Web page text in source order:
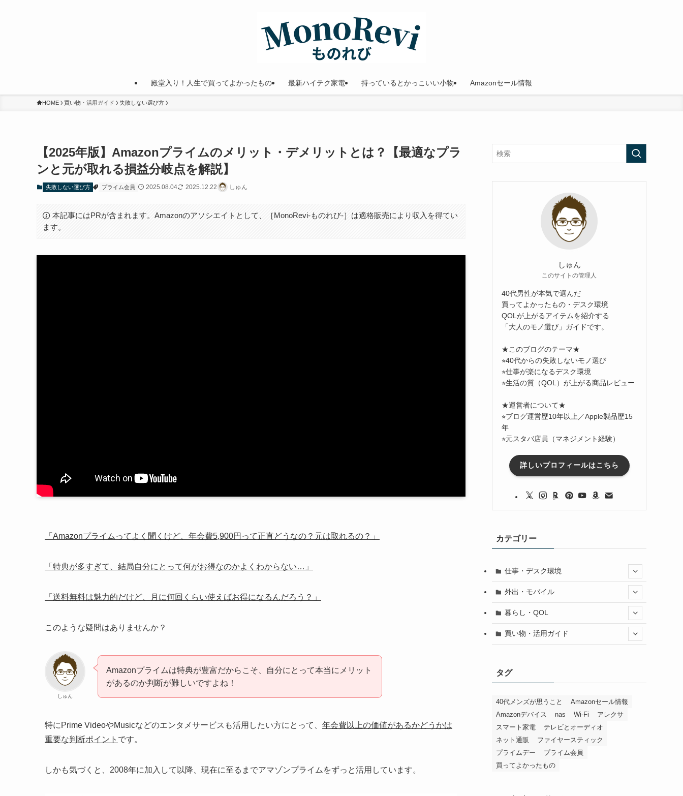
殿堂入り！人生で買ってよかったもの 最新ハイテク家電 持っているとかっこいい小物 Amazonセール情報
HOME 買い物・活用ガイド 失敗しない選び方
【2025年版】Amazonプライムのメリット・デメリットとは？【最適なプラ
ンと元が取れる損益分岐点を解説】
失敗しない選び方 プライム会員 2025.08.04 2025.12.22 しゅん
本記事にはPRが含まれます。Amazonのアソシエイトとして、［MonoRevi-ものれび-］は適格販売により収入を得てい
ます。
「Amazonプライムってよく聞くけど、年会費5,900円って正直どうなの？元は取れるの？」
「特典が多すぎて、結局自分にとって何がお得なのかよくわからない…」
「送料無料は魅力的だけど、月に何回くらい使えばお得になるんだろう？」
このような疑問はありませんか？
しゅん
Amazonプライムは特典が豊富だからこそ、自分にとって本当にメリット
があるのか判断が難しいですよね！
特にPrime VideoやMusicなどのエンタメサービスも活用したい方にとって、 年会費以上の価値があるかどうかは
重要な判断ポイント です。
しかも気づくと、2008年に加入して以降、現在に至るまでアマゾンプライムをずっと活用しています。
しゅん
このサイトの管理人
40代男性が本気で選んだ
買ってよかったもの・デスク環境
QOLが上がるアイテムを紹介する
「大人のモノ選び」ガイドです。
★このブログのテーマ★
⭐︎40代からの失敗しないモノ選び
⭐︎仕事が楽になるデスク環境
⭐︎生活の質（QOL）が上がる商品レビュー
★運営者について★
⭐︎ブログ運営歴10年以上／Apple製品歴15
年
⭐︎元スタバ店員（マネジメント経験）
詳しいプロフィールはこちら
カテゴリー
仕事・デスク環境
外出・モバイル
暮らし・QOL
買い物・活用ガイド
タグ
40代メンズが思うこと
Amazonセール情報
Amazonデバイス
nas Wi-Fi
アレクサ
スマート家電
テレビとオーディオ
ネット通販
ファイヤースティック
プライムデー
プライム会員
買ってよかったもの